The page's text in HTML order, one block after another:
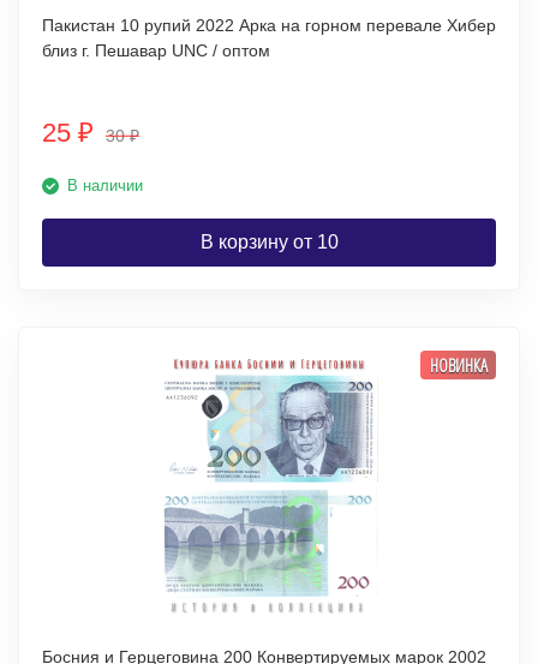
Пакистан 10 рупий 2022 Арка на горном перевале Хибер
близ г. Пешавар UNC / оптом
25 ₽ 30₽
В наличии
В корзину от 10
НОВИНКА
Босния и Герцеговина 200 Конвертируемых марок 2002